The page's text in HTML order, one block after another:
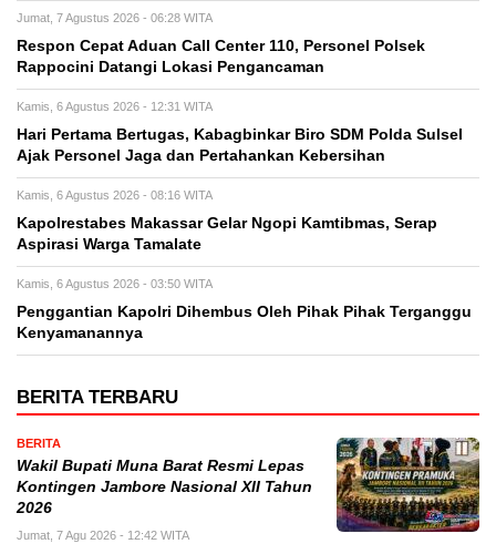
Jumat, 7 Agustus 2026 - 06:28 WITA
Respon Cepat Aduan Call Center 110, Personel Polsek
Rappocini Datangi Lokasi Pengancaman
Kamis, 6 Agustus 2026 - 12:31 WITA
Hari Pertama Bertugas, Kabagbinkar Biro SDM Polda Sulsel
Ajak Personel Jaga dan Pertahankan Kebersihan
Kamis, 6 Agustus 2026 - 08:16 WITA
Kapolrestabes Makassar Gelar Ngopi Kamtibmas, Serap
Aspirasi Warga Tamalate
Kamis, 6 Agustus 2026 - 03:50 WITA
Penggantian Kapolri Dihembus Oleh Pihak Pihak Terganggu
Kenyamanannya
BERITA TERBARU
BERITA
Wakil Bupati Muna Barat Resmi Lepas
Kontingen Jambore Nasional XII Tahun
2026
Jumat, 7 Agu 2026 - 12:42 WITA